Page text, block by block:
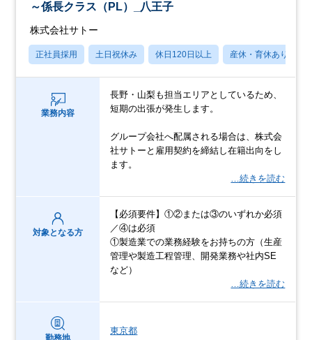
～係長クラス（PL）_八王子
株式会社サトー
正社員採用 土日祝休み 休日120日以上 産休・育休あり
業務内容
長野・山梨も担当エリアとしているため、
短期の出張が発生します。
グループ会社へ配属される場合は、株式会
社サトーと雇用契約を締結し在籍出向をし
ます。
…続きを読む
対象となる方
【必須要件】①②または③のいずれか必須
／④は必須
①製造業での業務経験をお持ちの方（生産
管理や製造工程管理、開発業務や社内SE
など）
…続きを読む
勤務地
東京都